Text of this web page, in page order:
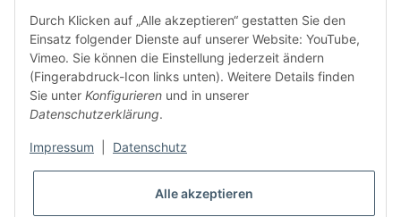
Durch Klicken auf „Alle akzeptieren“ gestatten Sie den
Einsatz folgender Dienste auf unserer Website: YouTube,
Vimeo. Sie können die Einstellung jederzeit ändern
(Fingerabdruck-Icon links unten). Weitere Details finden
Sie unter Konfigurieren und in unserer
Datenschutzerklärung.
Impressum Datenschutz
Alle akzeptieren
Newsletter abonieren und5%Rabatt-Guschein erhalten. Für Ihren
nächsten Einkauf. Den Gutschein erhalten Sie per Email nach der
erfolgreichen Bestätigung Ihrer Email-Adresse